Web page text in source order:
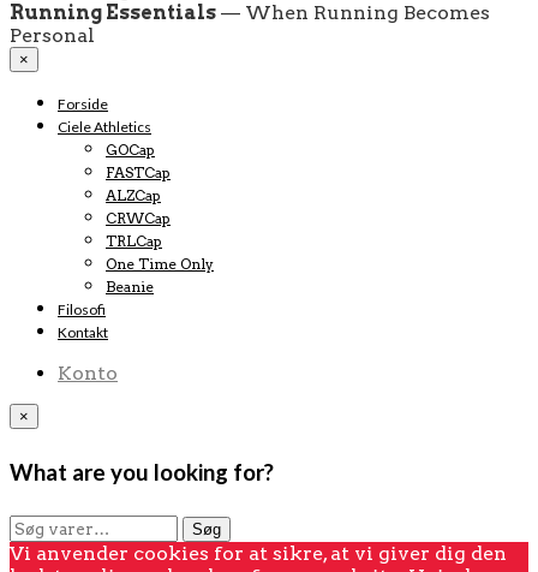
Running Essentials — When Running Becomes
Personal
×
Forside
Ciele Athletics
GOCap
FASTCap
ALZCap
CRWCap
TRLCap
One Time Only
Beanie
Filosofi
Kontakt
Konto
×
What are you looking for?
Søg
efter:
Søg
Vi anvender cookies for at sikre, at vi giver dig den